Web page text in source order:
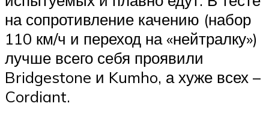
на сопротивление качению (набор
110 км/ч и переход на «нейтралку»)
лучше всего себя проявили
Bridgestone и Kumho, а хуже всех –
Cordiant.